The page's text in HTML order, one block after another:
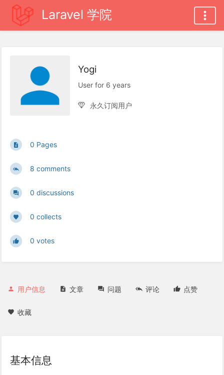
Laravel 学院
Yogi
User for 6 years
永久订阅用户
0 Pages
8 comments
0 discussions
0 collects
0 votes
用户信息 文章 问题 评论 点赞
收藏
基本信息